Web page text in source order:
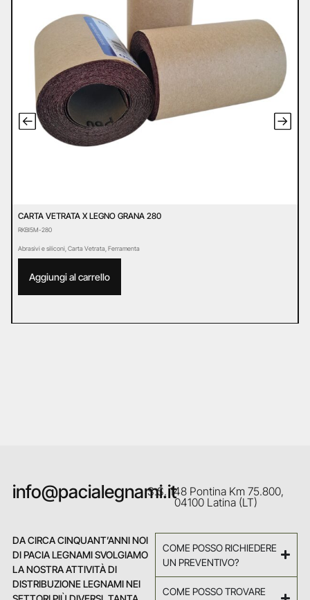
CARTA VETRATA X LEGNO GRANA 280
RKBI5M-280
Abrasivi e siliconi Carta Vetrata Ferramenta
Aggiungi al carrello
info@pacialegnami.itS.S. 148 Pontina Km 75.800,
04100 Latina (LT)
DA CIRCA CINQUANT’ANNI NOI
DI PACIA LEGNAMI SVOLGIAMO
LA NOSTRA ATTIVITÀ DI
DISTRIBUZIONE LEGNAMI NEI
COME POSSO RICHIEDERE
UN PREVENTIVO?
COME POSSO TROVARE